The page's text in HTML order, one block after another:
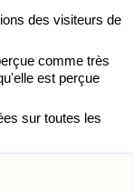
des visiteurs de
comme très
est perçue
sur toutes les